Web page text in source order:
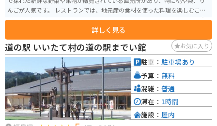
んごが人気です。 レストランでは、地元産の食材を使った料理を楽しむこと
ができ、郷土料理の「じゅうねんそば」もおすすめです。 バイクで訪れる際
は、駐車場も広く休憩場所としても最適です。 周辺には、あぶくま洞やガラ
ス工房など、観光スポットも点在しているので、ツーリングの拠点にもおす
すめです。 お土産には、地元産の果物を使ったジャムやジュース、地酒など
が人気です。
詳しく見る
道の駅 いいたて村の道の駅までい館 お気に入り
駐車： 駐車場あり
予算： 無料
混雑： 普通
滞在： 1時間
施設： 屋内